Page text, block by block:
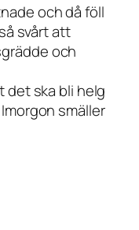
och då föll
svårt att
och
det ska bli helg
smäller